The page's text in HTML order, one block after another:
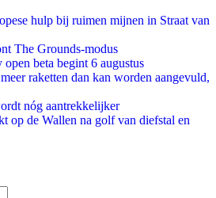
hulp bij ruimen mijnen in Straat van
The Grounds-modus
beta begint 6 augustus
raketten dan kan worden aangevuld,
nóg aantrekkelijker
op de Wallen na golf van diefstal en